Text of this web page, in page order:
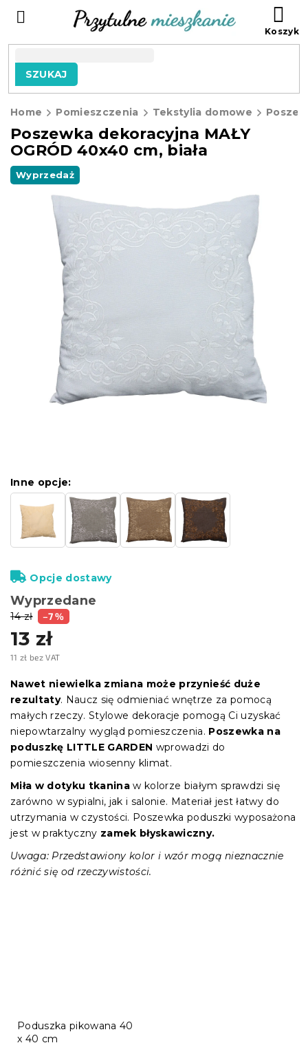
SZUKAJ
Home Pomieszczenia Tekstylia domowe
Poszewka dekoracyjna MAŁY
OGRÓD 40x40 cm, biała
Wyprzedaż
14 zł –7 %
13 zł
11 zł bez VAT
jednostkowa:
Wyprzedane
Inne opcje:
Opcje dostawy
Nawet niewielka zmiana może przynieść duże
rezultaty. Naucz się odmieniać wnętrze za pomocą
małych rzeczy. Stylowe dekoracje pomogą Ci uzyskać
niepowtarzalny wygląd pomieszczenia. Poszewka na
poduszkę LITTLE GARDEN wprowadzi do
pomieszczenia wiosenny klimat.
Miła w dotyku tkanina w kolorze białym sprawdzi się
zarówno w sypialni, jak i salonie. Materiał jest łatwy do
utrzymania w czystości. Poszewka poduszki wyposażona
jest w praktyczny zamek błyskawiczny.
Uwaga: Przedstawiony kolor i wzór mogą nieznacznie
różnić się od rzeczywistości.
Poduszka pikowana 40
x 40 cm